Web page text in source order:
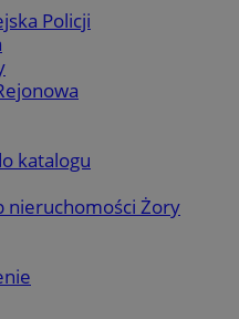
Policji
katalogu
nieruchomości Żory